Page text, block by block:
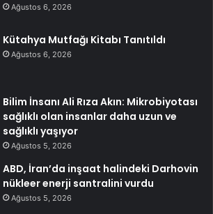
Ağustos 6, 2026
Kütahya Mutfağı Kitabı Tanıtıldı
Ağustos 6, 2026
Bilim İnsanı Ali Rıza Akın: Mikrobiyotası
sağlıklı olan insanlar daha uzun ve
sağlıklı yaşıyor
Ağustos 5, 2026
ABD, İran’da inşaat halindeki Darhovin
nükleer enerji santralini vurdu
Ağustos 5, 2026